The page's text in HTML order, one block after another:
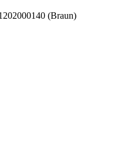
(Braun)